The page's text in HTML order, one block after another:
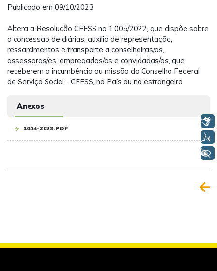
Publicado em 09/10/2023
Altera a Resolução CFESS no 1.005/2022, que dispõe sobre
a concessão de diárias, auxílio de representação,
ressarcimentos e transporte a conselheiras/os,
assessoras/es, empregadas/os e convidadas/os, que
receberem a incumbência ou missão do Conselho Federal
de Serviço Social - CFESS, no País ou no estrangeiro
Anexos
1044-2023.PDF